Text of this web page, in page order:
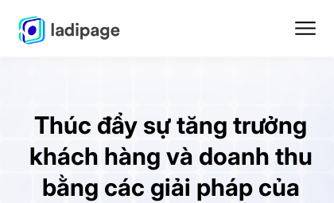
Thúc đẩy sự tăng trưởng
khách hàng và doanh thu
bằng các giải pháp của